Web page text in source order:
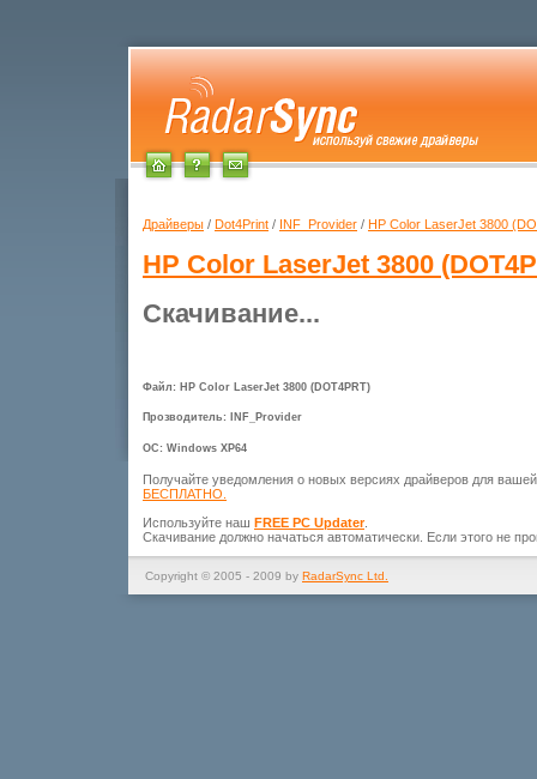
Драйверы / Dot4Print / INF_Provider / HP Color LaserJet 3800
HP Color LaserJet 3800
Скачивание...
Файл: HP Color LaserJet 3800 (DOT4PRT)
Прозводитель: INF_Provider
ОС: Windows XP64
Получайте уведомления о новых версиях драйверов для
БЕСПЛАТНО.
Используйте наш FREE PC Updater.
Скачивание должно начаться автоматически. Если этого не
Copyright © 2005 - 2009 by RadarSync Ltd.